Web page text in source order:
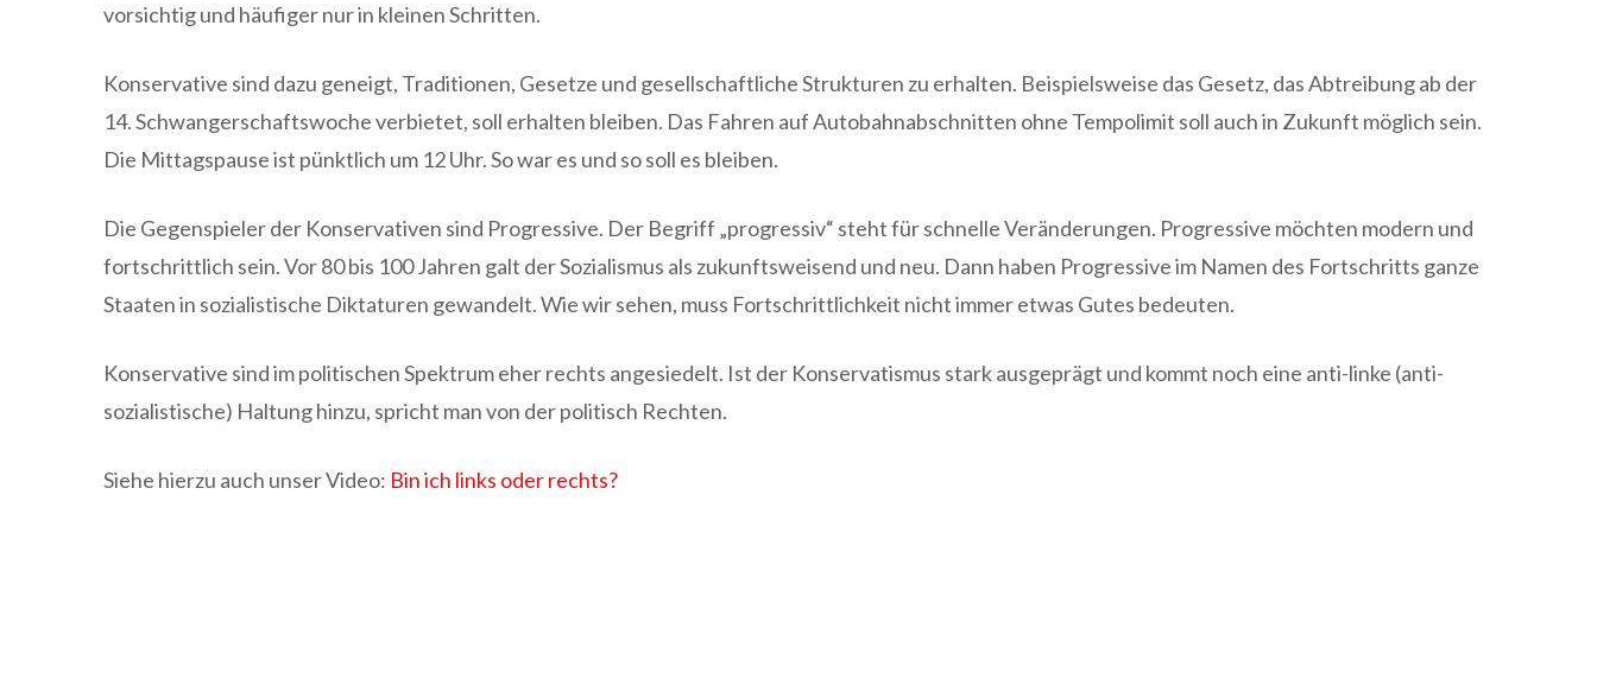
vorsichtig und häufiger nur in kleinen Schritten.
Konservative sind dazu geneigt, Traditionen, Gesetze und gesellschaftliche Strukturen zu erhalten. Beispielsweise das Gesetz, das Abtreibung ab der
14. Schwangerschaftswoche verbietet, soll erhalten bleiben. Das Fahren auf Autobahnabschnitten ohne Tempolimit soll auch in Zukunft möglich sein.
Die Mittagspause ist pünktlich um 12 Uhr. So war es und so soll es bleiben.
Die Gegenspieler der Konservativen sind Progressive. Der Begriff „progressiv“ steht für schnelle Veränderungen. Progressive möchten modern und
fortschrittlich sein. Vor 80 bis 100 Jahren galt der Sozialismus als zukunftsweisend und neu. Dann haben Progressive im Namen des Fortschritts ganze
Staaten in sozialistische Diktaturen gewandelt. Wie wir sehen, muss Fortschrittlichkeit nicht immer etwas Gutes bedeuten.
Konservative sind im politischen Spektrum eher rechts angesiedelt. Ist der Konservatismus stark ausgeprägt und kommt noch eine anti-linke (anti-
sozialistische) Haltung hinzu, spricht man von der politisch Rechten.
Siehe hierzu auch unser Video: Bin ich links oder rechts?